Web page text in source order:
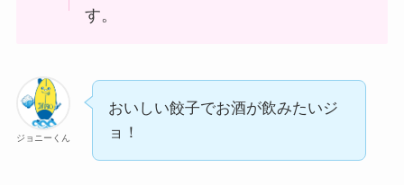
す。
ジョニーくん
おいしい餃子でお酒が飲みたいジ
ョ！